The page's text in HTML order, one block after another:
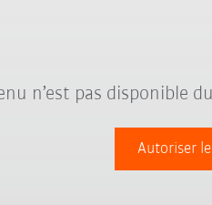
n’est pas disponible
Autoriser